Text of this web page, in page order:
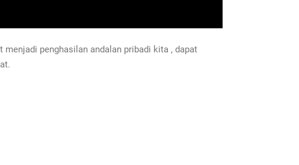
penghasilan andalan pribadi kita , dapat